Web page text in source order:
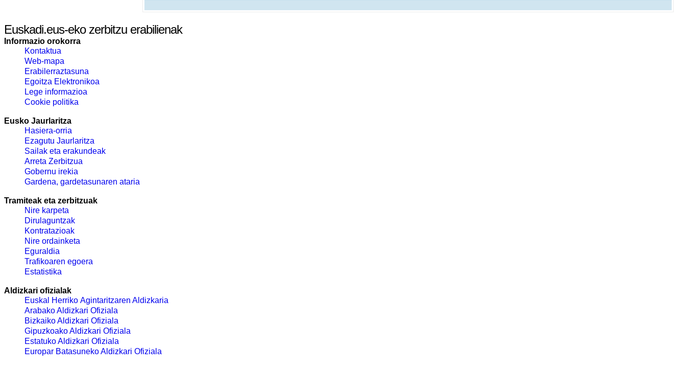
Euskadi.eus-eko zerbitzu erabilienak
Informazio orokorra
Kontaktua
Web-mapa
Erabilerraztasuna
Egoitza Elektronikoa
Lege informazioa
Cookie politika
Eusko Jaurlaritza
Hasiera-orria
Ezagutu Jaurlaritza
Sailak eta erakundeak
Arreta Zerbitzua
Gobernu irekia
Gardena, gardetasunaren ataria
Tramiteak eta zerbitzuak
Nire karpeta
Dirulaguntzak
Kontratazioak
Nire ordainketa
Eguraldia
Trafikoaren egoera
Estatistika
Aldizkari ofizialak
Euskal Herriko Agintaritzaren Aldizkaria
Arabako Aldizkari Ofiziala
Bizkaiko Aldizkari Ofiziala
Gipuzkoako Aldizkari Ofiziala
Estatuko Aldizkari Ofiziala
Europar Batasuneko Aldizkari Ofiziala